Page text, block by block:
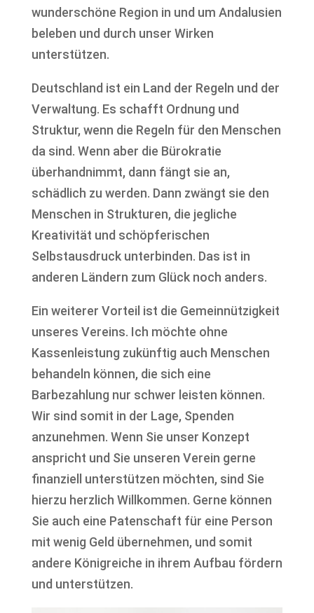
wunderschöne Region in und um Andalusien
beleben und durch unser Wirken
unterstützen.
Deutschland ist ein Land der Regeln und der
Verwaltung. Es schafft Ordnung und
Struktur, wenn die Regeln für den Menschen
da sind. Wenn aber die Bürokratie
überhandnimmt, dann fängt sie an,
schädlich zu werden. Dann zwängt sie den
Menschen in Strukturen, die jegliche
Kreativität und schöpferischen
Selbstausdruck unterbinden. Das ist in
anderen Ländern zum Glück noch anders.
Ein weiterer Vorteil ist die Gemeinnützigkeit
unseres Vereins. Ich möchte ohne
Kassenleistung zukünftig auch Menschen
behandeln können, die sich eine
Barbezahlung nur schwer leisten können.
Wir sind somit in der Lage, Spenden
anzunehmen. Wenn Sie unser Konzept
anspricht und Sie unseren Verein gerne
finanziell unterstützen möchten, sind Sie
hierzu herzlich Willkommen. Gerne können
Sie auch eine Patenschaft für eine Person
mit wenig Geld übernehmen, und somit
andere Königreiche in ihrem Aufbau fördern
und unterstützen.